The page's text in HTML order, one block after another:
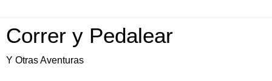
Correr y Pedalear
Y Otras Aventuras